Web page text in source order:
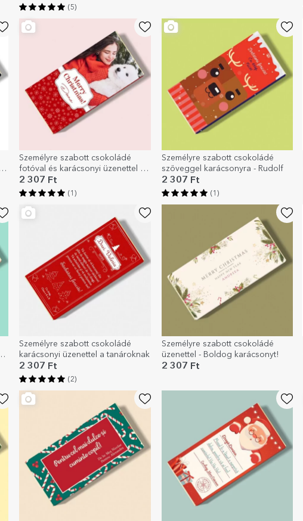
(5)
Személyre szabott csokoládé
fotóval és karácsonyi üzenettel -
Hópelyhek
2 307 Ft
(1)
Személyre szabott csokoládé
szöveggel karácsonyra - Rudolf
2 307 Ft
(1)
Személyre szabott csokoládé
karácsonyi üzenettel a tanároknak
2 307 Ft
(2)
Személyre szabott csokoládé
üzenettel - Boldog karácsonyt!
2 307 Ft